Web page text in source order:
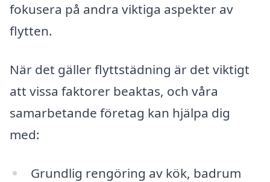
fokusera på andra viktiga aspekter av
flytten.
När det gäller flyttstädning är det viktigt
att vissa faktorer beaktas, och våra
samarbetande företag kan hjälpa dig
med:
Grundlig rengöring av kök, badrum